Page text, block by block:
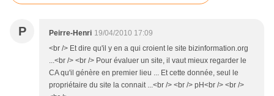
P Peirre-Henri 19/04/2010 17:09
<br /> Et dire qu'il y en a qui croient le site bizinformation.org
...<br /> <br /> Pour évaluer un site, il vaut mieux regarder le
CA qu'il génère en premier lieu ... Et cette donnée, seul le
propriétaire du site la connait ...<br /> <br /> pH<br /> <br />